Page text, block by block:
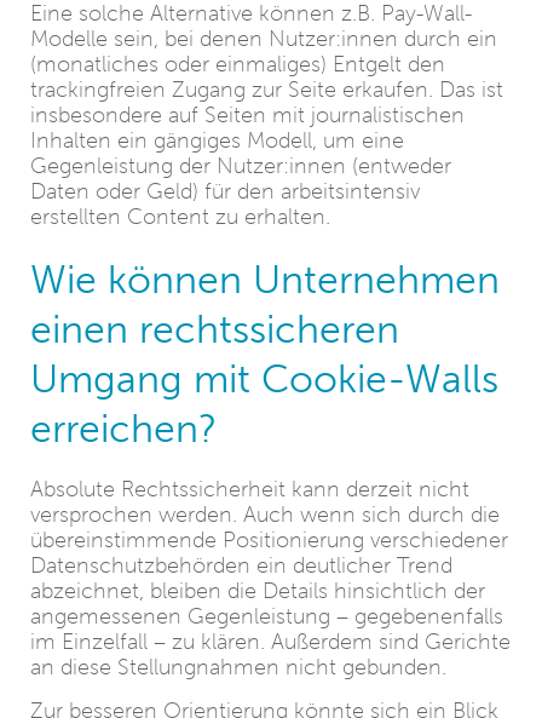
Eine solche Alternative können z.B. Pay-Wall-
Modelle sein, bei denen Nutzer:innen durch ein
(monatliches oder einmaliges) Entgelt den
trackingfreien Zugang zur Seite erkaufen. Das ist
insbesondere auf Seiten mit journalistischen
Inhalten ein gängiges Modell, um eine
Gegenleistung der Nutzer:innen (entweder
Daten oder Geld) für den arbeitsintensiv
erstellten Content zu erhalten.
Wie können Unternehmen
einen rechtssicheren
Umgang mit Cookie-Walls
erreichen?
Absolute Rechtssicherheit kann derzeit nicht
versprochen werden. Auch wenn sich durch die
übereinstimmende Positionierung verschiedener
Datenschutzbehörden ein deutlicher Trend
abzeichnet, bleiben die Details hinsichtlich der
angemessenen Gegenleistung – gegebenenfalls
im Einzelfall – zu klären. Außerdem sind Gerichte
an diese Stellungnahmen nicht gebunden.
Zur besseren Orientierung könnte sich ein Blick